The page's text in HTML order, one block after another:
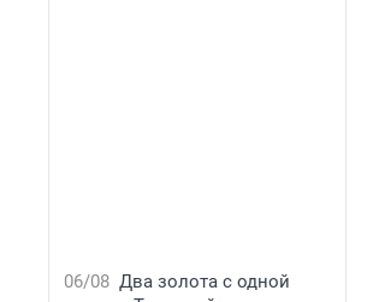
06/08 Два золота с одной